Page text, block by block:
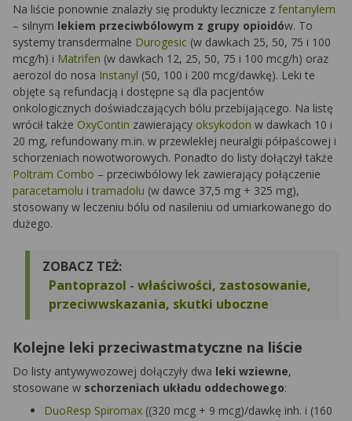
Na liście ponownie znalazły się produkty lecznicze z fentanylem
– silnym lekiem przeciwbólowym z grupy opioidów. To
systemy transdermalne Durogesic (w dawkach 25, 50, 75 i 100
mcg/h) i Matrifen (w dawkach 12, 25, 50, 75 i 100 mcg/h) oraz
aerozol do nosa Instanyl (50, 100 i 200 mcg/dawkę). Leki te
objęte są refundacją i dostępne są dla pacjentów
onkologicznych doświadczających bólu przebijającego. Na listę
wrócił także OxyContin zawierający oksykodon w dawkach 10 i
20 mg, refundowany m.in. w przewlekłej neuralgii półpaścowej i
schorzeniach nowotworowych. Ponadto do listy dołączył także
Poltram Combo – przeciwbólowy lek zawierający połączenie
paracetamolu itramadolu (w dawce 37,5 mg + 325 mg),
stosowany w leczeniu bólu od nasileniu od umiarkowanego do
dużego.
ZOBACZ TEŻ:
Pantoprazol - właściwości, zastosowanie,
przeciwwskazania, skutki uboczne
Kolejne leki przeciwastmatyczne na liście
Do listy antywywozowej dołączyły dwa leki wziewne,
stosowane w schorzeniach układu oddechowego:
DuoResp Spiromax ((320 mcg + 9 mcg)/dawkę inh. i (160